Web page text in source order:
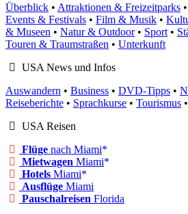
Überblick • Attraktionen & Freizeitparks •
Events & Festivals • Film & Musik •
& Museen • Natur & Outdoor• Sport •
Touren & Traumstraßen • Unterkunft
USA News und Infos
Auswandern • Business • DVD-Tipps •
Reiseberichte • Sprachkurse • Tourismus •
USA Reisen
Flüge nach Miami
Mietwagen Miami
Hotels Miami
Ausflüge Miami
Pauschalreisen Florida